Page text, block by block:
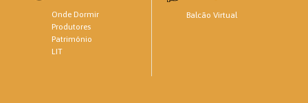
Onde Dormir
Produtores
Património
LIT
Balcão Virtual